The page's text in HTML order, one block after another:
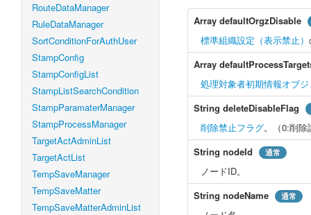
RouteDataManager
RuleDataManager
SortConditionForAuthUser
StampConfig
StampConfigList
StampListSearchCondition
StampParamaterManager
StampProcessManager
TargetActAdminList
TargetActList
TempSaveManager
TempSaveMatter
TempSaveMatterAdminList
Array defaultOrgzDisable
標準組織設定（表示禁止）
Array
処理対象者初期情報オブ
String deleteDisableFlag
削除禁止フラグ。（0:削
String nodeId 通常
ノードID。
String nodeName 通常